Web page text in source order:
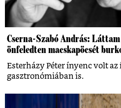
Cserna-Szabó András:
önfeledten macskapöcsét
Esterházy Péter ínyenc volt az
gasztronómiában is.